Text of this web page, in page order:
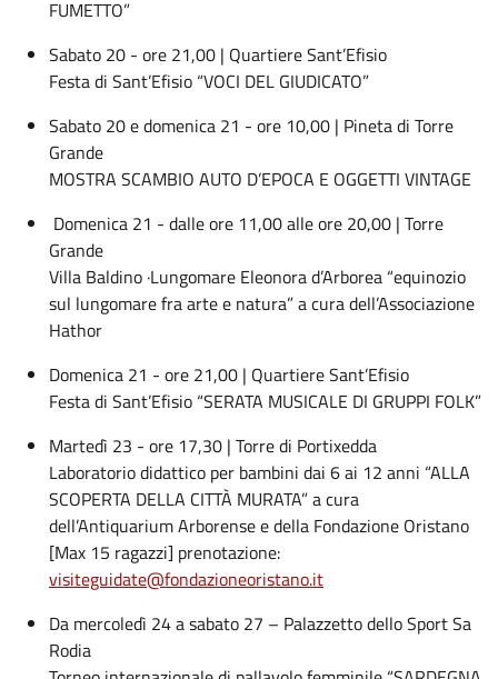
FUMETTO”
Sabato 20 - ore 21,00 | Quartiere Sant’Efisio
Festa di Sant’Efisio “VOCI DEL GIUDICATO”
Sabato 20 e domenica 21 - ore 10,00 | Pineta di Torre
Grande
MOSTRA SCAMBIO AUTO D’EPOCA E OGGETTI VINTAGE
Domenica 21 - dalle ore 11,00 alle ore 20,00 | Torre
Grande
Villa Baldino ·Lungomare Eleonora d’Arborea “equinozio
sul lungomare fra arte e natura” a cura dell’Associazione
Hathor
Domenica 21 - ore 21,00 | Quartiere Sant’Efisio
Festa di Sant’Efisio “SERATA MUSICALE DI GRUPPI FOLK”
Martedì 23 - ore 17,30 | Torre di Portixedda
Laboratorio didattico per bambini dai 6 ai 12 anni “ALLA
SCOPERTA DELLA CITTÀ MURATA” a cura
dell’Antiquarium Arborense e della Fondazione Oristano
[Max 15 ragazzi] prenotazione:
visiteguidate@fondazioneoristano.it
Da mercoledì 24 a sabato 27 – Palazzetto dello Sport Sa
Rodia